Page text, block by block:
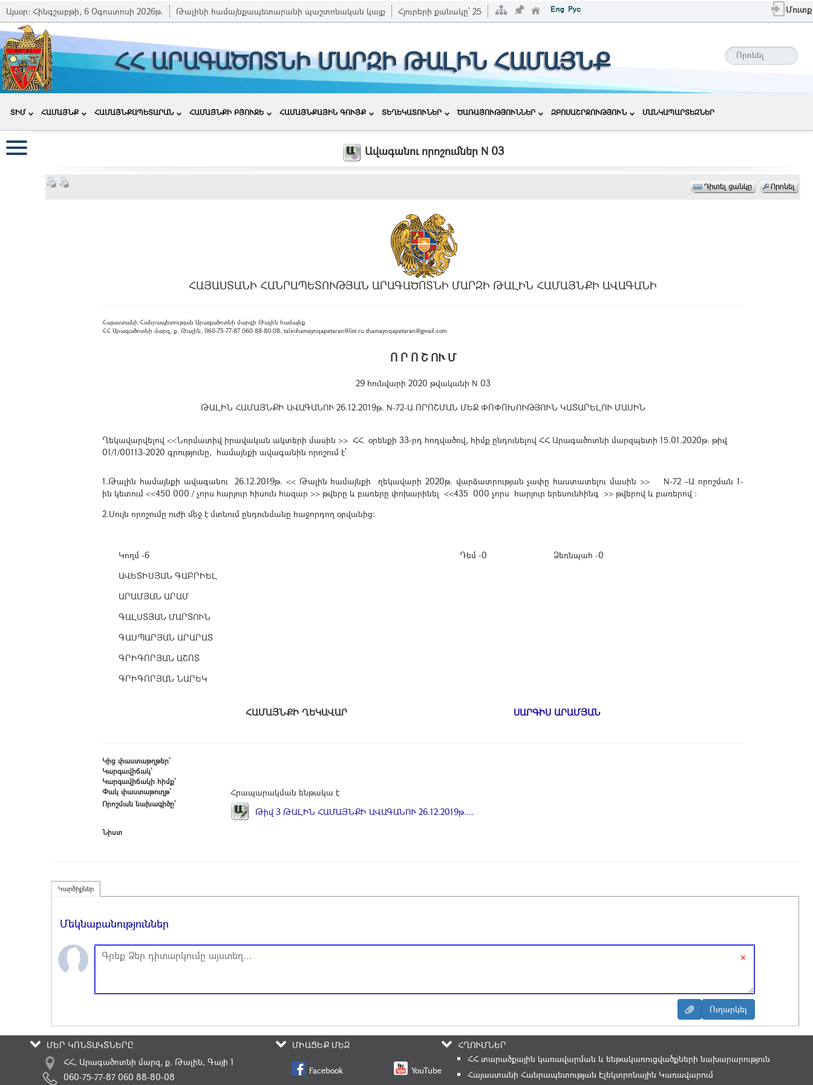
Այսօր: Հինգշաբթի, 6 Օգոստոսի 2026թ. Թալինի համայնքապետարանի պաշտոնական կայք Հյուրերի քանակը՝ 25 Մուտք
ՀՀ ԱՐԱԳԱԾՈՏՆԻ ՄԱՐԶԻ ԹԱԼԻՆ ՀԱՄԱՅՆՔ
ՏԻՄ ՀԱՄԱՅՆՔ ՀԱՄԱՅՆՔԱՊԵՏԱՐԱՆ ՀԱՄԱՅՆՔԻ ԲՅՈՒՋԵ ՀԱՄԱՅՆՔԱՅԻՆ ԳՈՒՅՔ ՏԵՂԵԿԱՏՈՒՆԵՐ ԾԱՌԱՅՈՒԹՅՈՒՆՆԵՐ ԶԲՈՍԱՇՐՋՈՒԹՅՈՒՆ ՄԱՆԿԱՊԱՐՏԵԶՆԵՐ
Ավագանու որոշումներ N 03
ՀԱՅԱՍՏԱՆԻ ՀԱՆՐԱՊԵՏՈՒԹՅԱՆ ԱՐԱԳԱԾՈՏՆԻ ՄԱՐԶԻ ԹԱԼԻՆ ՀԱՄԱՅՆՔԻ ԱՎԱԳԱՆԻ
Հայաստանի Հանրապետության Արագածոտնի մարզի Թալին համայնք
ՀՀ Արագածոտնի մարզ, ք. Թալին, 060-75-77-87 060 88-80-08, talinihamaynqapetaran@list.ru thamaynqapetaran@gmail.com
Ո Ր Ո Շ ՈՒ Մ
29 հունվարի 2020 թվականի N 03
ԹԱԼԻՆ ՀԱՄԱՅՆՔԻ ԱՎԱԳԱՆՈՒ 26.12.2019թ. N-72-Ա ՈՐՈՇՄԱՆ ՄԵՋ ՓՈՓՈԽՈՒԹՅՈՒՆ ԿԱՏԱՐԵԼՈՒ ՄԱՍԻՆ
Ղեկավարվելով <<Նորմատիվ իրավական ակտերի մասին >> ՀՀ օրենքի 33-րդ հոդվածով, հիմք ընդունելով ՀՀ Արագածոտնի մարզպետի 15.01.2020թ. թիվ
01/1/00113-2020 գրությունը, համայնքի ավագանին որոշում է՝
1.Թալին համայնքի ավագանու 26.12.2019թ. << Թալին համայնքի ղեկավարի 2020թ. վարձատրության չափը հաստատելու մասին >> N-72 –Ա որոշման 1-
ին կետում <<450 000 /չորս հարյուր հիսուն հազար >> թվերը և բառերը փոխարինել <<435 000 չորս հարյուր երեսունհինգ >> թվերով և բառերով :
2.Սույն որոշումը ուժի մեջ է մտնում ընդունմանը հաջորդող օրվանից:
Կողմ -6
ԱՎԵՏԻՍՅԱՆ ԳԱԲՐԻԵԼ
ԱՐԱՄՅԱՆ ԱՐԱՄ
ԳԱԼՍՏՅԱՆ ՄԱՐՏՈՒՆ
ԳԱՍՊԱՐՅԱՆ ԱՐԱՐԱՏ
ԳՐԻԳՈՐՅԱՆ ԱՇՈՏ
ԳՐԻԳՈՐՅԱՆ ՆԱՐԵԿ
Դեմ -0 Ձեռնպահ -0
ՀԱՄԱՅՆՔԻ ՂԵԿԱՎԱՐ ՍԱՐԳԻՍ ԱՐԱՄՅԱՆ
Կից փաստաթղթեր՝
Կարգավիճակ՝
Կարգավիճակի հիմք՝
Փակ փաստաթուղթ՝
Հրապարակման ենթակա է
Որոշման նախագիծը՝
Թիվ 3 ԹԱԼԻՆ ՀԱՄԱՅՆՔԻ ԱՎԱԳԱՆՈՒ 26.12.2019թ....
Նիստ
Կարծիքներ
Մեկնաբանություններ
×
ՄԵՐ ԿՈՆՏԱԿՏՆԵՐԸ ՄԻԱՑԵՔ ՄԵԶ
ՀՂՈՒՄՆԵՐ
ՀՀ, Արագածոտնի մարզ, ք. Թալին, Գայի 1
060-75-77-87 060 88-80-08
Facebook YouTube
ՀՀ տարածքային կառավարման և ենթակառուցվածքների նախարարություն
Հայաստանի Հանրապետության Էլեկտրոնային Կառավարում